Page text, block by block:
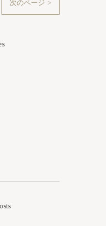
次のページ >